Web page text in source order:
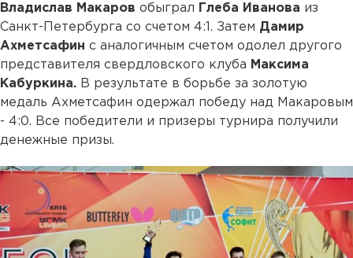
Владислав Макаров обыграл Глеба Иванова из
Санкт-Петербурга со счетом 4:1. Затем Дамир
Ахметсафин с аналогичным счетом одолел другого
представителя свердловского клуба Максима
Кабуркина. В результате в борьбе за золотую
медаль Ахметсафин одержал победу над Макаровым
- 4:0. Все победители и призеры турнира получили
денежные призы.